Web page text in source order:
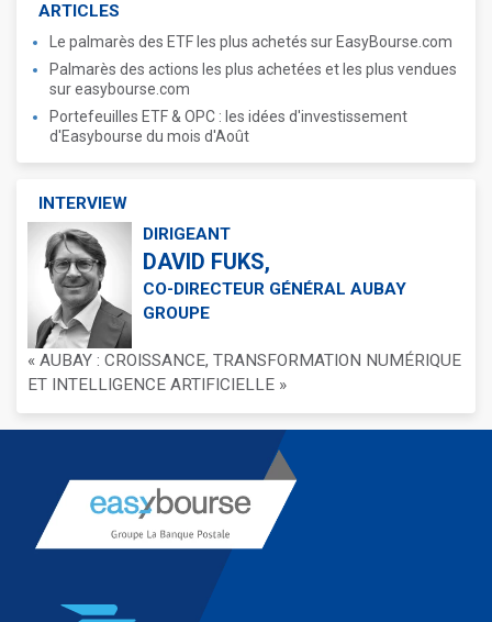
ARTICLES
Le palmarès des ETF les plus achetés sur EasyBourse.com
Palmarès des actions les plus achetées et les plus vendues
sur easybourse.com
Portefeuilles ETF & OPC : les idées d'investissement
d'Easybourse du mois d'Août
INTERVIEW
DIRIGEANT
DAVID FUKS,
CO-DIRECTEUR GÉNÉRAL AUBAY
GROUPE
« AUBAY : CROISSANCE, TRANSFORMATION NUMÉRIQUE
ET INTELLIGENCE ARTIFICIELLE »